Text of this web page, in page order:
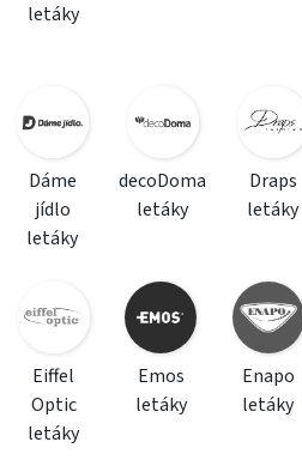
letáky
Dáme
jídlo
letáky
decoDoma
letáky
Draps
letáky
Eiffel
Optic
letáky
Emos
letáky
Enapo
letáky